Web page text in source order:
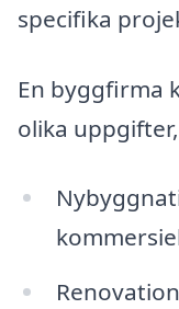
specifika
En byggfirma
olika